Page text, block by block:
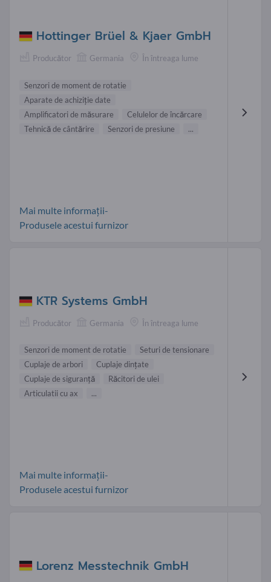
Hottinger Brüel & Kjaer GmbH
Producător Germania În întreaga lume
Senzori de moment de rotatie
Aparate de achiziţie date
Amplificatori de măsurare
Celulelor de încărcare
Tehnică de cântărire
Senzori de presiune ...
Mai multe informații-
Produsele acestui furnizor
KTR Systems GmbH
Producător Germania În întreaga lume
Senzori de moment de rotatie
Seturi de tensionare
Cuplaje de arbori
Cuplaje dinţate
Cuplaje de siguranţă
Răcitori de ulei
Articulatii cu ax
...
Mai multe informații-
Produsele acestui furnizor
Lorenz Messtechnik GmbH